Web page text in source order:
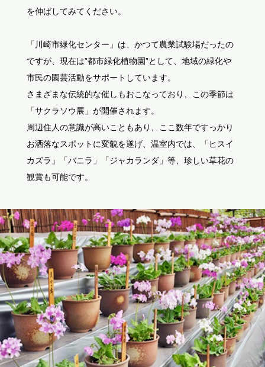
を伸ばしてみてください。
「川崎市緑化センター」は、かつて農業試験場だったの
ですが、現在は”都市緑化植物園”として、地域の緑化や
市民の園芸活動をサポートしています。
さまざまな伝統的な催しもおこなっており、この季節は
「サクラソウ展」が開催されます。
周辺住人の意識が高いこともあり、ここ数年ですっかり
お洒落なスポットに変貌を遂げ、温室内では、「ヒスイ
カズラ」「バニラ」「ジャカランダ」等、珍しい草花の
観賞も可能です。